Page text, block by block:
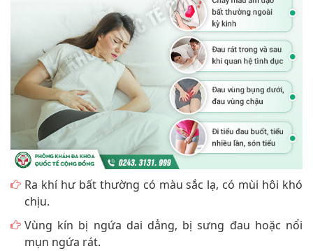
Ra khí hư bất thường có màu sắc lạ, có mùi hôi khó
chịu.
Vùng kín bị ngứa dai dẳng, bị sưng đau hoặc nổi
mụn ngứa rát.